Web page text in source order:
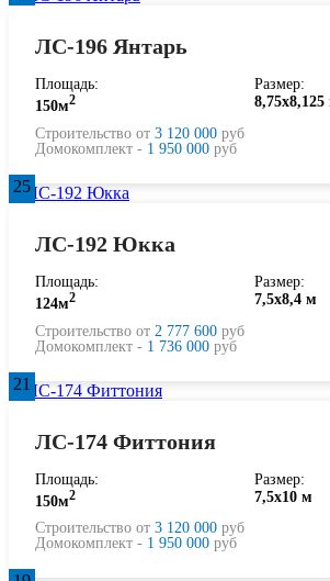
ЛС-196 Янтарь
Площадь:
150м2
Размер:
8,75х8,125
Строительство от 3 120 000 руб
Домокомплект - 1 950 000 руб
25
ЛС-192 Юкка
Площадь:
124м2
Размер:
7,5х8,4 м
Строительство от 2 777 600 руб
Домокомплект - 1 736 000 руб
21
ЛС-174 Фиттония
Площадь:
150м2
Размер:
7,5х10 м
Строительство от 3 120 000 руб
Домокомплект - 1 950 000 руб